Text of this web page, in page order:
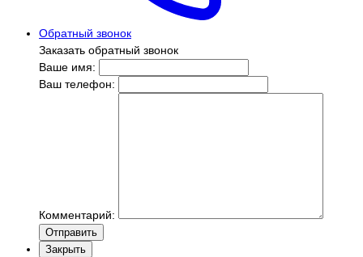
Обратный звонок
Заказать обратный звонок
Ваше имя:
Ваш телефон:
Комментарий:
Отправить
Закрыть